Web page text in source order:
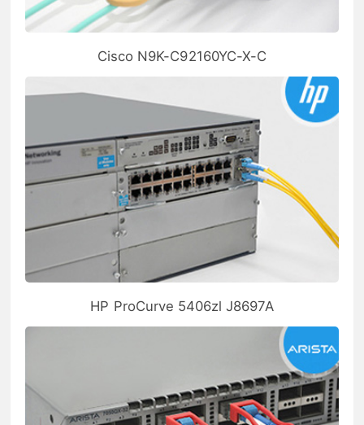
Cisco N9K-C92160YC-X-C
HP ProCurve 5406zl J8697A